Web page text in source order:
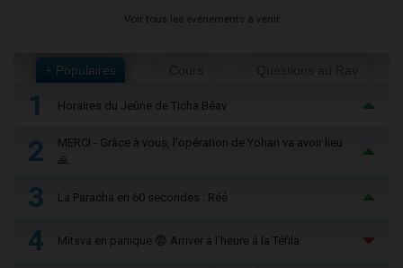
Voir tous les événements à venir
+ Populaires
1 Horaires du Jeûne de Ticha Béav
2
MERCI - Grâce à vous, l'opération de Yohan va avoir lieu
🙏
3 La Paracha en 60 secondes : Réé
4 Mitsva en panique 😨 Arriver à l'heure à la Téfila